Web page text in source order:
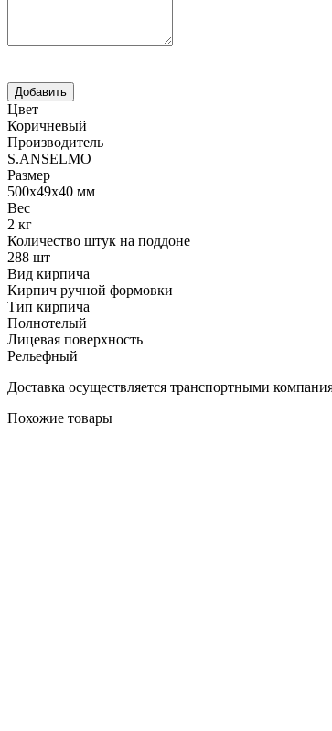
Цвет
Коричневый
Производитель
S.ANSELMO
Размер
500х49х40 мм
Вес
2 кг
Количество штук на поддоне
288 шт
Вид кирпича
Кирпич ручной формовки
Тип кирпича
Полнотелый
Лицевая поверхность
Рельефный
Доставка осуществляется транспортными
Похожие товары